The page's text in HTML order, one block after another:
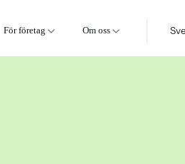
För företag Om oss